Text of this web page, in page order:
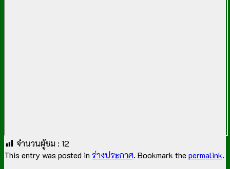
จำนวนผู้ชม : 12
This entry was posted in ร่างประกาศ. Bookmark the permalink.